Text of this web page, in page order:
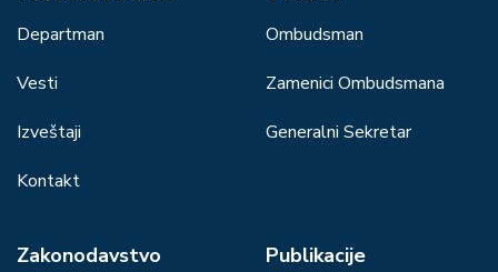
Departman
Vesti
Izveštaji
Kontakt
Ombudsman
Zamenici Ombudsmana
Generalni Sekretar
Zakonodavstvo Publikacije